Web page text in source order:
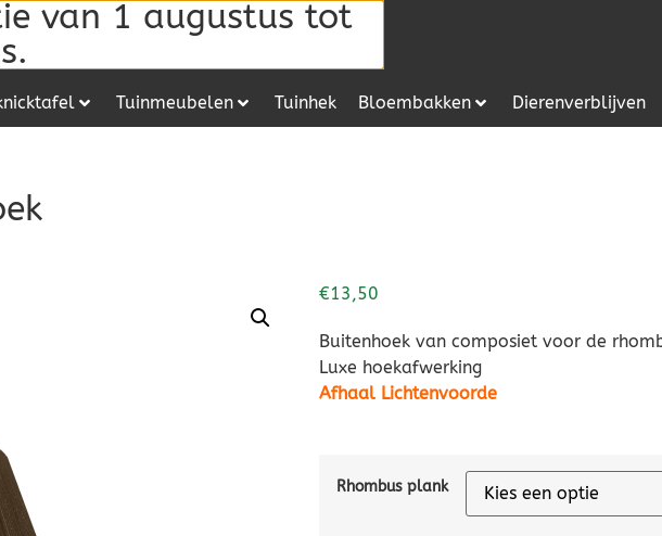
Tuinmeubelen Tuinhek Bloembakken Dierenverblijven
€13,50
Buitenhoek van composiet voor de
Luxe hoekafwerking
Afhaal Lichtenvoorde
Rhombus plank
van 1 augustus tot